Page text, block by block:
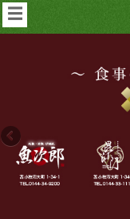
☰